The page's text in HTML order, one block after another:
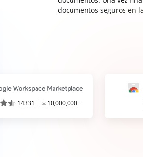
documentos seguros en
14331 10,000,000+